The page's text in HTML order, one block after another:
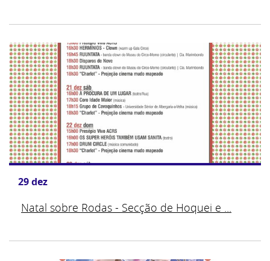
29dez
Natal sobre Rodas - Secção de Hoquei e ...